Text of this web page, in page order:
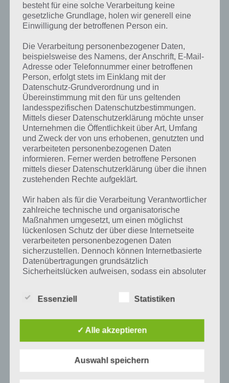
LÖSUNGEN
DOOORS 4 LEVEL 11 BIS 20 LÖSUNG
PAUL STELZER-12. AUGUST 2014
width="150"] Dooors 4 von 58 Works[/caption] Weiter
geht es mit den Dooors 4 Lösung der Level 11, 12, 13,
14, 15, 16, 17, 18,…
besteht für eine solche Verarbeitung keine
gesetzliche Grundlage, holen wir generell eine
Einwilligung der betroffenen Person ein.
Die Verarbeitung personenbezogener Daten,
beispielsweise des Namens, der Anschrift, E-Mail-
Adresse oder Telefonnummer einer betroffenen
Person, erfolgt stets im Einklang mit der
Datenschutz-Grundverordnung und in
Übereinstimmung mit den für uns geltenden
landesspezifischen Datenschutzbestimmungen.
Mittels dieser Datenschutzerklärung möchte unser
Unternehmen die Öffentlichkeit über Art, Umfang
und Zweck der von uns erhobenen, genutzten und
verarbeiteten personenbezogenen Daten
informieren. Ferner werden betroffene Personen
mittels dieser Datenschutzerklärung über die ihnen
zustehenden Rechte aufgeklärt.
Wir haben als für die Verarbeitung Verantwortlicher
zahlreiche technische und organisatorische
Maßnahmen umgesetzt, um einen möglichst
lückenlosen Schutz der über diese Internetseite
verarbeiteten personenbezogenen Daten
sicherzustellen. Dennoch können Internetbasierte
Datenübertragungen grundsätzlich
Sicherheitslücken aufweisen, sodass ein absoluter
frei, personenbezogene Daten auch auf
uns zu übermitteln.
Begriffsbestimmungen
Essenziell Statistiken
✓ Alle akzeptieren
Auswahl speichern